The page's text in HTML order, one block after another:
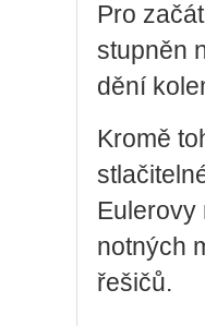
Pro
stup­něn
dě­ní
Kromě
not­ných
ře­ši­čů.